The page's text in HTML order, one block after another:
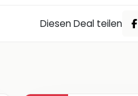
Diesen Deal teilen